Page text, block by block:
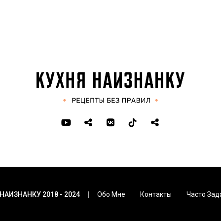
Обо Мне Контакты Часто
2018 - 2024